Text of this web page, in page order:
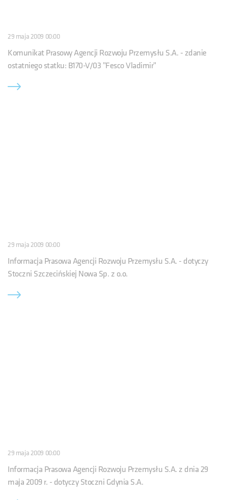
29 maja 2009 00:00
Komunikat Prasowy Agencji Rozwoju Przemysłu S.A. - zdanie
ostatniego statku: B170-V/03 "Fesco Vladimir"
29 maja 2009 00:00
Informacja Prasowa Agencji Rozwoju Przemysłu S.A. - dotyczy
Stoczni Szczecińskiej Nowa Sp. z o.o.
29 maja 2009 00:00
Informacja Prasowa Agencji Rozwoju Przemysłu S.A. z dnia 29
maja 2009 r. - dotyczy Stoczni Gdynia S.A.